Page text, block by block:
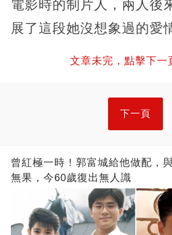
電影時的制片人，兩人後
展了這段她沒想象過的愛
文章未完，點擊下一
下一頁
曾紅極一時！郭富城給他做配，
無果，今60歲復出無人識